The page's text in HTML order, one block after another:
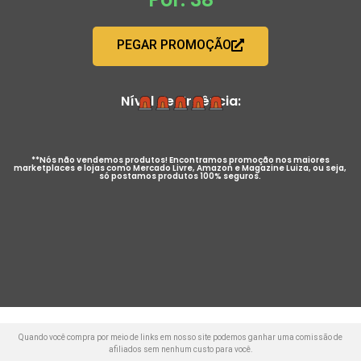
PEGAR PROMOÇÃO
Nível de Urgência:
**Nós não vendemos produtos! Encontramos promoção nos maiores
marketplaces e lojas como Mercado Livre, Amazon e Magazine Luiza, ou seja,
só postamos produtos 100% seguros.
Quando você compra por meio de links em nosso site podemos ganhar uma comissão de
afiliados sem nenhum custo para você.